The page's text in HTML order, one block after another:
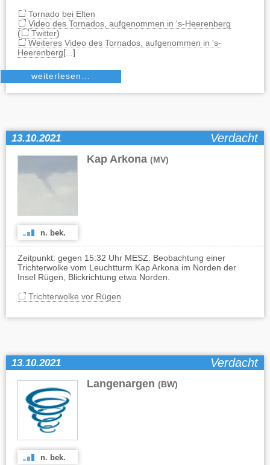
Tornado bei Elten
Video des Tornados, aufgenommen in 's-Heerenberg
(
Twitter)
Weiteres Video des Tornados, aufgenommen in 's-
Heerenberg[...]
weiterlesen…
13.10.2021 Verdacht
Kap Arkona (MV)
n. bek.
Zeitpunkt: gegen 15:32 Uhr MESZ. Beobachtung einer
Trichterwolke vom Leuchtturm Kap Arkona im Norden der
Insel Rügen, Blickrichtung etwa Norden.
Trichterwolke vor Rügen
13.10.2021 Verdacht
Langenargen (BW)
n. bek.